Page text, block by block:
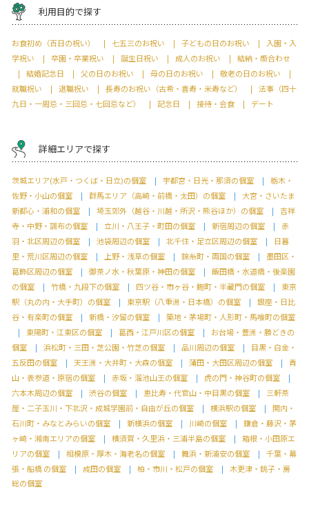
利用目的で探す
お食初め（百日の祝い） 七五三のお祝い 子どもの日のお祝い
入園・入
学祝い
卒園・卒業祝い 誕生日祝い 成人のお祝い
結納・顔合わせ
結婚記念日
父の日のお祝い 母の日のお祝い
敬老の日のお祝い
就職祝い
退職祝い 長寿のお祝い（古希・喜寿・米寿など）
法事（四十
九日・一周忌・三回忌・七回忌など）
記念日 接待・会食 デート
詳細エリアで探す
茨城エリア(水戸・つくば・日立)の個室 宇都宮・日光・那須の個室
栃木・
佐野・小山の個室
群馬エリア（高崎・前橋・太田）の個室
大宮・さいたま
新都心・浦和の個室
埼玉郊外（越谷・川越・所沢・熊谷ほか）の個室
吉祥
寺・中野・調布の個室
立川・八王子・町田の個室 新宿周辺の個室
赤
羽・北区周辺の個室
池袋周辺の個室 北千住・足立区周辺の個室
日暮
里・荒川区周辺の個室
上野・浅草の個室 錦糸町・両国の個室
墨田区・
葛飾区周辺の個室
御茶ノ水・秋葉原・神田の個室
飯田橋・水道橋・後楽園
の個室
竹橋・九段下の個室 四ツ谷・市ヶ谷・麹町・半蔵門の個室
東京
駅（丸の内・大手町）の個室
東京駅（八重洲・日本橋）の個室
銀座・日比
谷・有楽町の個室
新橋・汐留の個室
築地・茅場町・人形町・馬喰町の個室
東陽町・江東区の個室
葛西・江戸川区の個室
お台場・豊洲・勝どきの
個室
浜松町・三田・芝公園・竹芝の個室 品川周辺の個室
目黒・白金・
五反田の個室
天王洲・大井町・大森の個室 蒲田・大田区周辺の個室
青
山・表参道・原宿の個室
赤坂・溜池山王の個室
虎の門・神谷町の個室
六本木周辺の個室
渋谷の個室 恵比寿・代官山・中目黒の個室
三軒茶
屋・二子玉川・下北沢・成城学園前・自由が丘の個室
横浜駅の個室
関内・
石川町・みなとみらいの個室
新横浜の個室 川崎の個室
鎌倉・藤沢・茅
ヶ崎・湘南エリアの個室
横須賀・久里浜・三浦半島の個室
箱根・小田原エ
リアの個室
相模原・厚木・海老名の個室 舞浜・新浦安の個室
千葉・幕
張・船橋 の個室
成田の個室 柏・市川・松戸の個室
木更津・銚子・房
総の個室